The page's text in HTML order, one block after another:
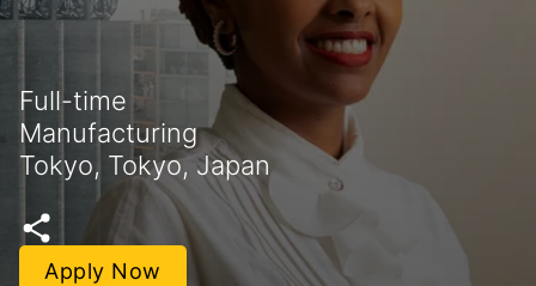
Full-time
Manufacturing
Tokyo, Tokyo, Japan
Apply Now